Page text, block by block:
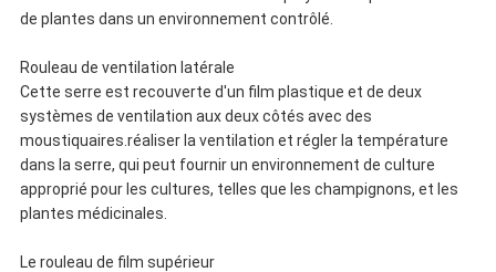
de plantes dans un environnement contrôlé.
Rouleau de ventilation latérale
Cette serre est recouverte d'un film plastique et de deux
systèmes de ventilation aux deux côtés avec des
moustiquaires.réaliser la ventilation et régler la température
dans la serre, qui peut fournir un environnement de culture
approprié pour les cultures, telles que les champignons, et les
plantes médicinales.
Le rouleau de film supérieur